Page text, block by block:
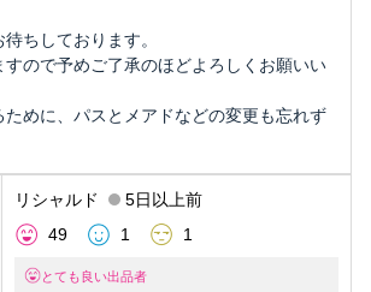
ちしております。
すので予めご了承のほどよろしくお願いい
ために、パスとメアドなどの変更も忘れず
リシャルド
5日以上前
49
1 1
とても良い出品者